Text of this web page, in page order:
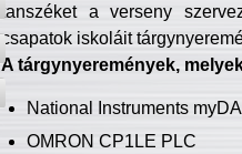
tanszéket a verseny
csapatok iskoláit
A tárgynyeremények,
National Instruments
OMRON CP1LE PLC